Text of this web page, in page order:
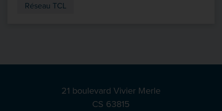
Réseau TCL
21 boulevard Vivier Merle
CS 63815